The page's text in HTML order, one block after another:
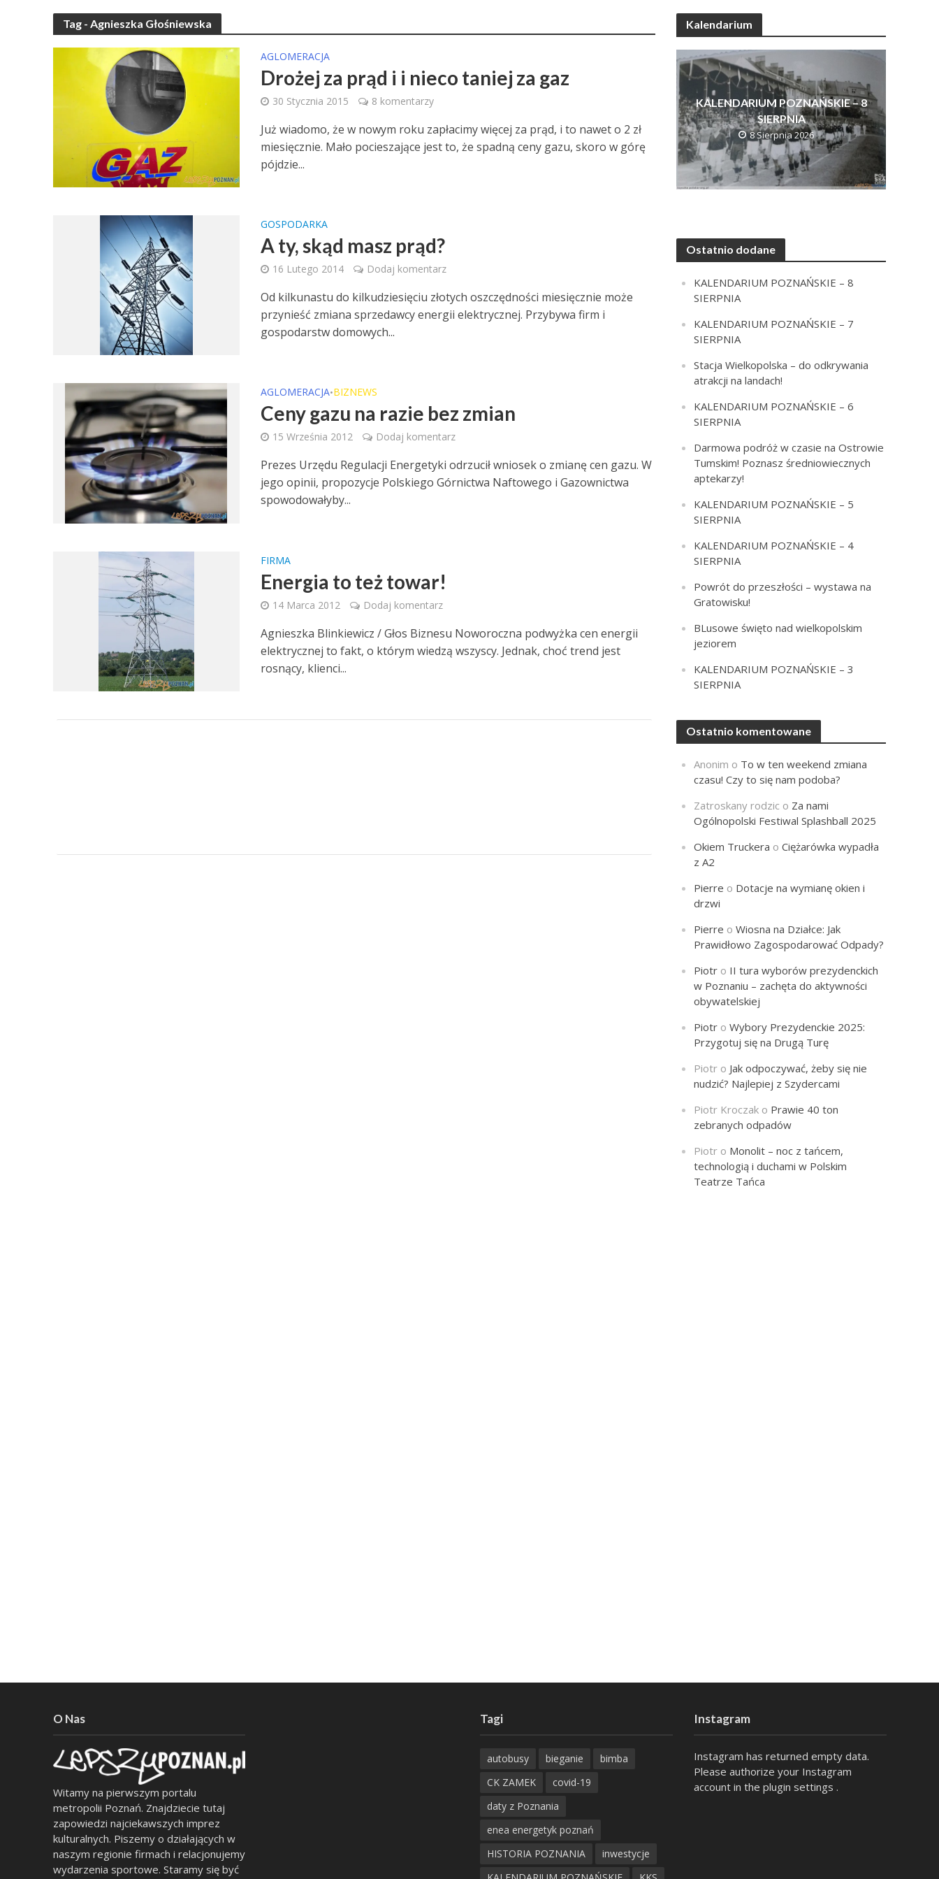
Tag - Agnieszka Głośniewska
AGLOMERACJA
Drożej za prąd i i nieco taniej za gaz
30 Stycznia 2015 8 komentarzy
Już wiadomo, że w nowym roku zapłacimy więcej za prąd, i to nawet o 2 zł
miesięcznie. Mało pocieszające jest to, że spadną ceny gazu, skoro w górę
pójdzie...
GOSPODARKA
A ty, skąd masz prąd?
16 Lutego 2014 Dodaj komentarz
Od kilkunastu do kilkudziesięciu złotych oszczędności miesięcznie może
przynieść zmiana sprzedawcy energii elektrycznej. Przybywa firm i
gospodarstw domowych...
AGLOMERACJA•BIZNEWS
Ceny gazu na razie bez zmian
15 Września 2012 Dodaj komentarz
Prezes Urzędu Regulacji Energetyki odrzucił wniosek o zmianę cen gazu. W
jego opinii, propozycje Polskiego Górnictwa Naftowego i Gazownictwa
spowodowałyby...
FIRMA
Energia to też towar!
14 Marca 2012 Dodaj komentarz
Agnieszka Blinkiewicz / Głos Biznesu Noworoczna podwyżka cen energii
elektrycznej to fakt, o którym wiedzą wszyscy. Jednak, choć trend jest
rosnący, klienci...
Kalendarium
KALENDARIUM POZNAŃSKIE – 8
SIERPNIA
8 Sierpnia 2026
Ostatnio dodane
KALENDARIUM POZNAŃSKIE – 8
SIERPNIA
KALENDARIUM POZNAŃSKIE – 7
SIERPNIA
Stacja Wielkopolska – do odkrywania
atrakcji na landach!
KALENDARIUM POZNAŃSKIE – 6
SIERPNIA
Darmowa podróż w czasie na Ostrowie
Tumskim! Poznasz średniowiecznych
aptekarzy!
KALENDARIUM POZNAŃSKIE – 5
SIERPNIA
KALENDARIUM POZNAŃSKIE – 4
SIERPNIA
Powrót do przeszłości – wystawa na
Gratowisku!
BLusowe święto nad wielkopolskim
jeziorem
KALENDARIUM POZNAŃSKIE – 3
SIERPNIA
Ostatnio komentowane
Anonim o To w ten weekend zmiana
czasu! Czy to się nam podoba?
Zatroskany rodzic o Za nami
Ogólnopolski Festiwal Splashball 2025
Okiem Truckera oCiężarówka wypadła
z A2
Pierre o Dotacje na wymianę okien i
drzwi
Pierre oWiosna na Działce: Jak
Prawidłowo Zagospodarować Odpady?
Piotr o II tura wyborów prezydenckich
w Poznaniu – zachęta do aktywności
obywatelskiej
Piotr oWybory Prezydenckie 2025:
Przygotuj się na Drugą Turę
Piotr o Jak odpoczywać, żeby się nie
nudzić? Najlepiej z Szydercami
Piotr Kroczak o Prawie 40 ton
zebranych odpadów
Piotr o Monolit – noc z tańcem,
technologią i duchami w Polskim
Teatrze Tańca
O Nas
Witamy na pierwszym portalu
metropolii Poznań. Znajdziecie tutaj
zapowiedzi najciekawszych imprez
kulturalnych. Piszemy o działających w
naszym regionie firmach i relacjonujemy
wydarzenia sportowe. Staramy się być
Tagi
autobusy bieganie
bimba
CK ZAMEK
covid-19
daty z Poznania
enea energetyk poznań
HISTORIA POZNANIA
inwestycje
Instagram
Instagram has returned empty data.
Please authorize your Instagram
account in the plugin settings .